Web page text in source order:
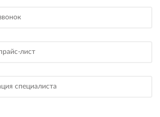
лист
специалиста